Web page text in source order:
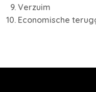
Verzuim
Economische